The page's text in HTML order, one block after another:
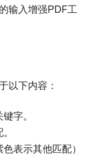
输入增强PDF工
以下内容：
字。
表示其他匹配）